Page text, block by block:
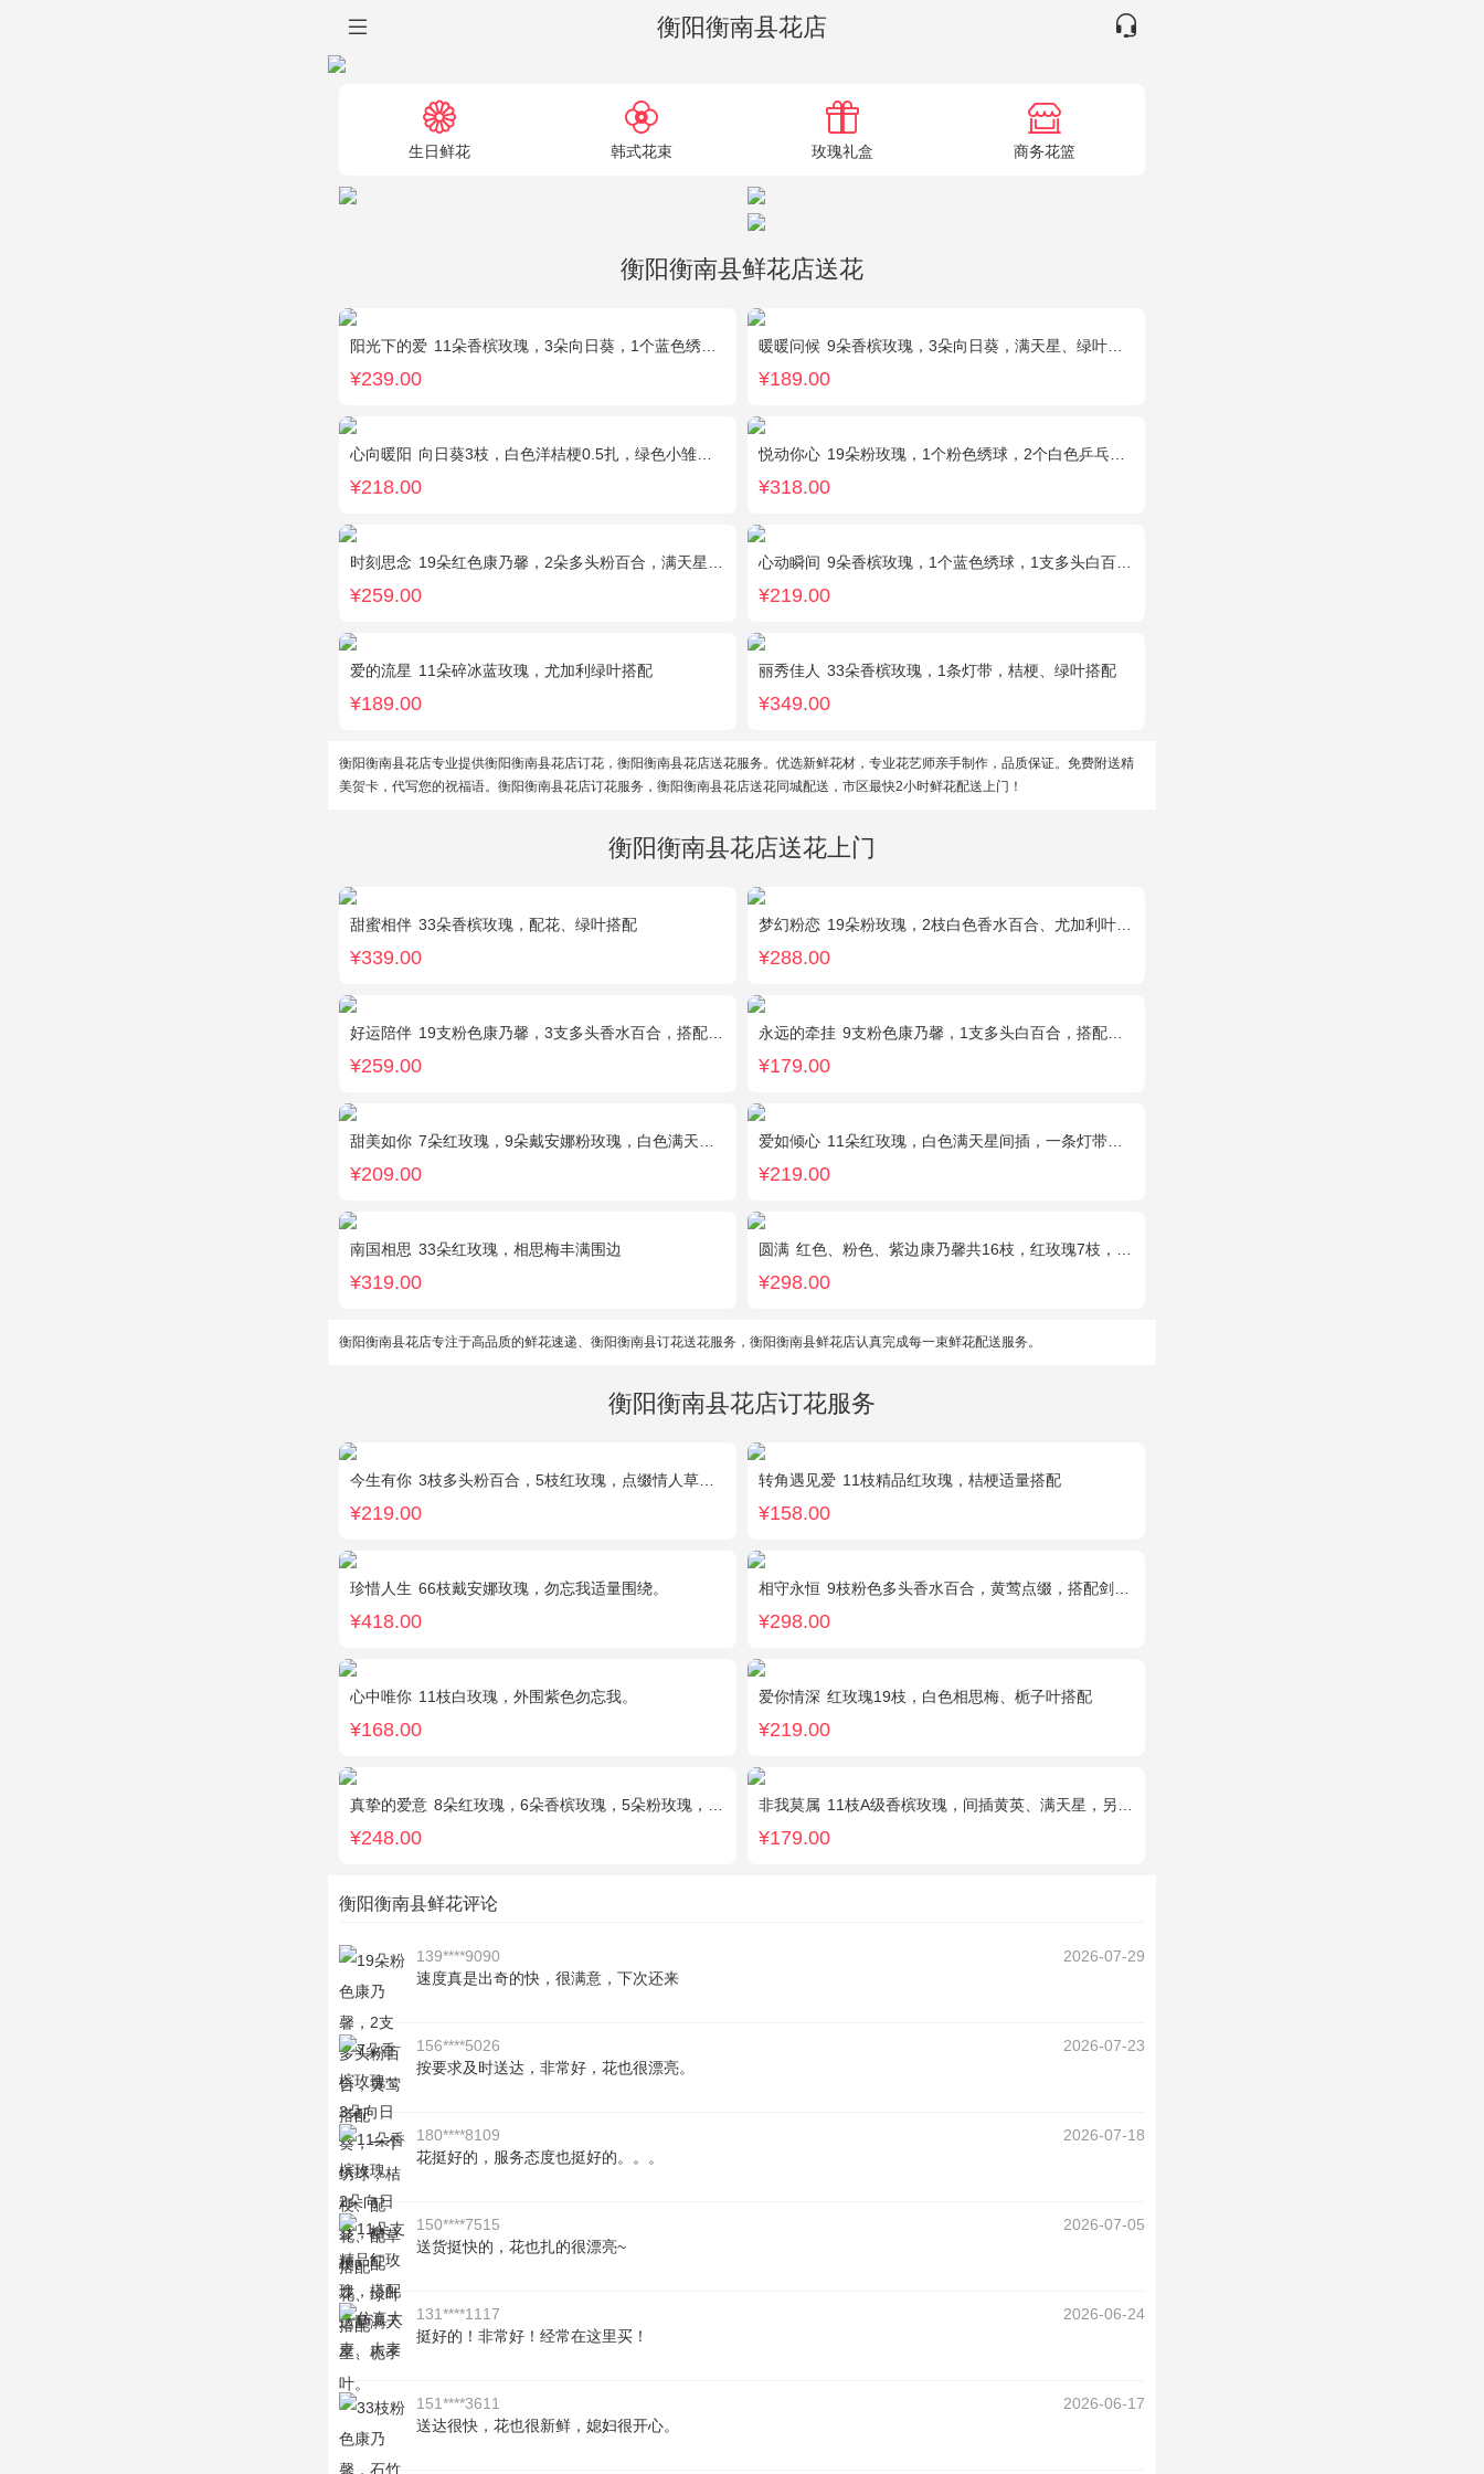
衡阳衡南县花店
生日鲜花 韩式花束 玫瑰礼盒 商务花篮
衡阳衡南县鲜花店送花
阳光下的爱 11朵香槟玫瑰，3朵向日葵，1个蓝色绣球，配花、绿叶搭配
¥239.00
暖暖问候 9朵香槟玫瑰，3朵向日葵，满天星、绿叶搭配
¥189.00
心向暖阳 向日葵3枝，白色洋桔梗0.5扎，绿色小雏菊2枝，雪柳0.1扎
¥218.00
悦动你心 19朵粉玫瑰，1个粉色绣球，2个白色乒乓菊，粉色桔梗、尤加利间插丰满
¥318.00
时刻思念 19朵红色康乃馨，2朵多头粉百合，满天星、绿叶搭配
¥259.00
心动瞬间 9朵香槟玫瑰，1个蓝色绣球，1支多头白百合，桔梗、绿叶搭配
¥219.00
爱的流星 11朵碎冰蓝玫瑰，尤加利绿叶搭配
¥189.00
丽秀佳人 33朵香槟玫瑰，1条灯带，桔梗、绿叶搭配
¥349.00
衡阳衡南县花店专业提供衡阳衡南县花店订花，衡阳衡南县花店送花服务。优选新鲜花材，专业花艺师亲手制作，品质保证。免费附送精
美贺卡，代写您的祝福语。衡阳衡南县花店订花服务，衡阳衡南县花店送花同城配送，市区最快2小时鲜花配送上门！
衡阳衡南县花店送花上门
甜蜜相伴 33朵香槟玫瑰，配花、绿叶搭配
¥339.00
梦幻粉恋 19朵粉玫瑰，2枝白色香水百合、尤加利叶搭配
¥288.00
好运陪伴 19支粉色康乃馨，3支多头香水百合，搭配满天星、黄莺装饰。
¥259.00
永远的牵挂 9支粉色康乃馨，1支多头白百合，搭配黄莺、满天星。
¥179.00
甜美如你 7朵红玫瑰，9朵戴安娜粉玫瑰，白色满天星丰满间插，尤加利搭配
¥209.00
爱如倾心 11朵红玫瑰，白色满天星间插，一条灯带，一对小熊、黄莺或尤加利叶搭配
¥219.00
南国相思 33朵红玫瑰，相思梅丰满围边
¥319.00
圆满 红色、粉色、紫边康乃馨共16枝，红玫瑰7枝，粉色多头香水百合2枝，粉桔梗、叶上黄金、绿叶搭配。（如紫边康乃馨缺货，默认用其他颜色替代）
¥298.00
衡阳衡南县花店专注于高品质的鲜花速递、衡阳衡南县订花送花服务，衡阳衡南县鲜花店认真完成每一束鲜花配送服务。
衡阳衡南县花店订花服务
今生有你 3枝多头粉百合，5枝红玫瑰，点缀情人草叶材作成精美的 花瓶花插
¥219.00
转角遇见爱 11枝精品红玫瑰，桔梗适量搭配
¥158.00
珍惜人生 66枝戴安娜玫瑰，勿忘我适量围绕。
¥418.00
相守永恒 9枝粉色多头香水百合，黄莺点缀，搭配剑叶。
¥298.00
心中唯你 11枝白玫瑰，外围紫色勿忘我。
¥168.00
爱你情深 红玫瑰19枝，白色相思梅、栀子叶搭配
¥219.00
真挚的爱意 8朵红玫瑰，6朵香槟玫瑰，5朵粉玫瑰，叶上黄金点缀。
¥248.00
非我莫属 11枝A级香槟玫瑰，间插黄英、满天星，另加2只可爱小熊公仔（小熊以实物为准）。
¥179.00
衡阳衡南县鲜花评论
139****9090
2026-07-29
速度真是出奇的快，很满意，下次还来
156****5026
2026-07-23
按要求及时送达，非常好，花也很漂亮。
180****8109
2026-07-18
花挺好的，服务态度也挺好的。。。
150****7515
2026-07-05
送货挺快的，花也扎的很漂亮~
131****1117
2026-06-24
挺好的！非常好！经常在这里买！
151****3611
2026-06-17
送达很快，花也很新鲜，媳妇很开心。